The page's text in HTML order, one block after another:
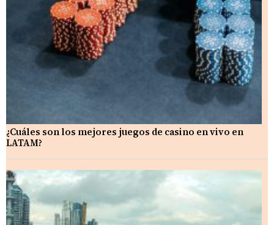
¿Cuáles son los mejores juegos de casino en vivo en
LATAM?